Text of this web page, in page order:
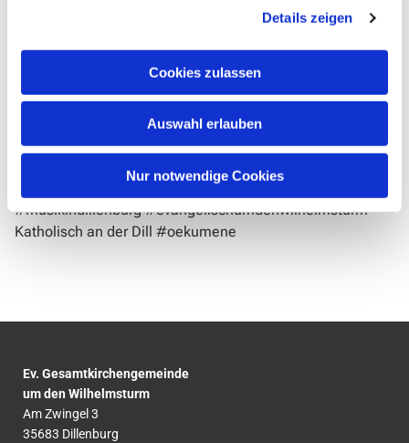
Details zeigen
Cookies zulassen
Auswahl erlauben
Nur notwendige Cookies
Mendelssohn und Marcel Dupré. Ergänzt wird das
Pfingsten . Anschließend sind die Zuhörer in den Pfarrsaal
des bischöflichen Weinguts und des Weinguts Manz
Der Eintritt zum Konzert beträgt 10 € (ermäßigt 8 €).
Schüler:innen und Student:innen haben freien Eintritt.
#musikindillenburg #evangelischumdenwilhelmsturm
Katholisch an der Dill #oekumene
Ev. Gesamtkirchengemeinde
um den Wilhelmsturm
Am Zwingel 3
35683 Dillenburg